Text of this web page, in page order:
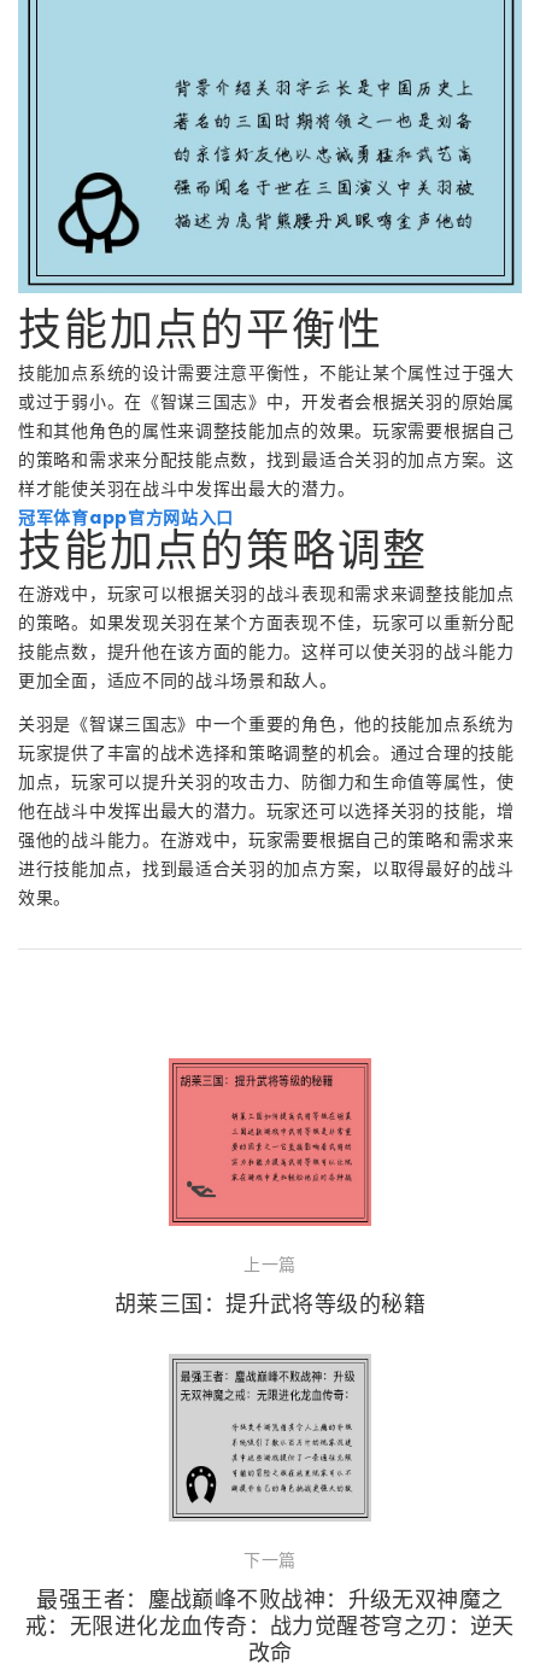
技能加点的平衡性
技能加点系统的设计需要注意平衡性，不能让某个属性过于强大
或过于弱小。在《智谋三国志》中，开发者会根据关羽的原始属
性和其他角色的属性来调整技能加点的效果。玩家需要根据自己
的策略和需求来分配技能点数，找到最适合关羽的加点方案。这
样才能使关羽在战斗中发挥出最大的潜力。
冠军体育app官方网站入口
技能加点的策略调整
在游戏中，玩家可以根据关羽的战斗表现和需求来调整技能加点
的策略。如果发现关羽在某个方面表现不佳，玩家可以重新分配
技能点数，提升他在该方面的能力。这样可以使关羽的战斗能力
更加全面，适应不同的战斗场景和敌人。
关羽是《智谋三国志》中一个重要的角色，他的技能加点系统为
玩家提供了丰富的战术选择和策略调整的机会。通过合理的技能
加点，玩家可以提升关羽的攻击力、防御力和生命值等属性，使
他在战斗中发挥出最大的潜力。玩家还可以选择关羽的技能，增
强他的战斗能力。在游戏中，玩家需要根据自己的策略和需求来
进行技能加点，找到最适合关羽的加点方案，以取得最好的战斗
效果。
上一篇
胡莱三国：提升武将等级的秘籍
下一篇
最强王者：鏖战巅峰不败战神：升级无双神魔之
戒：无限进化龙血传奇：战力觉醒苍穹之刃：逆天
改命